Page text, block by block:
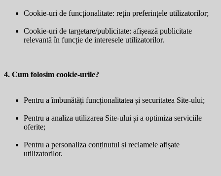
Cookie-uri de funcționalitate: rețin preferințele utilizatorilor;
Cookie-uri de targetare/publicitate: afișează publicitate
relevantă în funcție de interesele utilizatorilor.
4. Cum folosim cookie-urile?
Pentru a îmbunătăți funcționalitatea și securitatea Site-ului;
Pentru a analiza utilizarea Site-ului și a optimiza serviciile
oferite;
Pentru a personaliza conținutul și reclamele afișate
utilizatorilor.